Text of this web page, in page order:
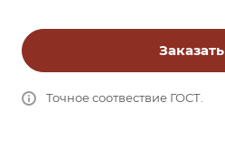
Заказать
Точное соотвествие ГОСТ.